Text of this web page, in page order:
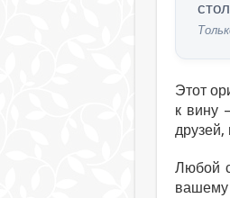
Этот
к вину
друзей,
Любой